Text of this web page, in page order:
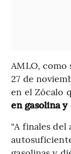
AMLO,
27 de
en el Zócalo
en gasolina
“A finales